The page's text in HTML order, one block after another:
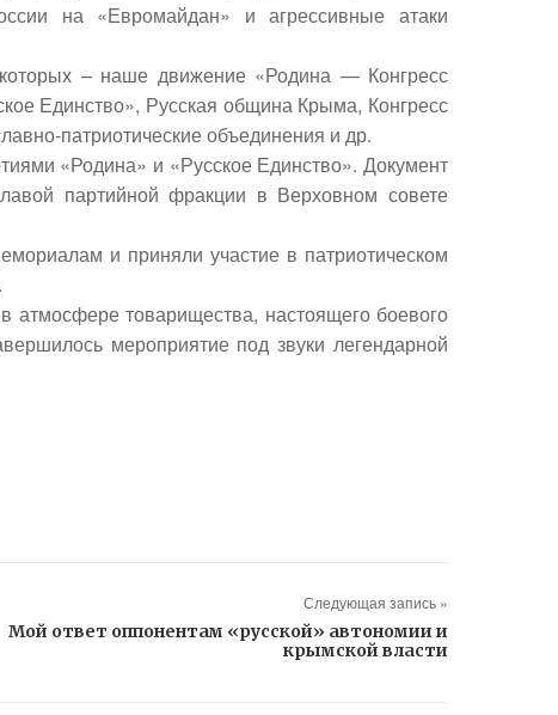
на «Евромайдан» и агрессивные атаки
–наше движение «Родина — Конгресс
Единство», Русская община Крыма, Конгресс
патриотические объединения и др.
«Родина» и «Русское Единство». Документ
партийной фракции в Верховном совете
и приняли участие в патриотическом
товарищества, настоящего боевого
мероприятие под звуки легендарной
Следующая запись »
Мой ответ оппонентам «русской» автономии и
крымской власти